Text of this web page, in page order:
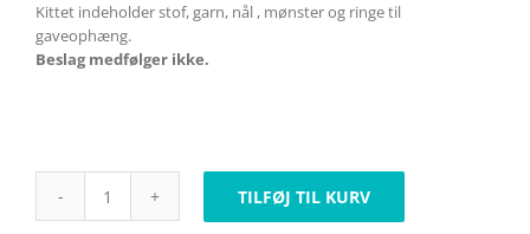
Kittet indeholder stof, garn, nål , mønster og ringe til
gaveophæng.
Beslag medfølger ikke.
Julemand
TILFØJ TIL KURV